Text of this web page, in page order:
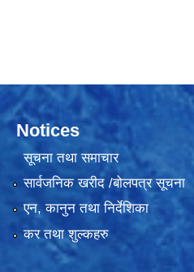
Notices
सूचना तथा समाचार
सार्वजनिक खरीद /बोलपत्र सूचना
एन, कानुन तथा निर्देशिका
कर तथा शुल्कहरु